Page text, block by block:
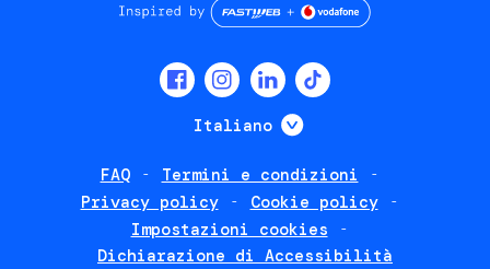
Italiano Mostra ulteriori
FAQ
Termini e condizioni
Privacy policy
Cookie policy
Impostazioni cookies
Dichiarazione di Accessibilità